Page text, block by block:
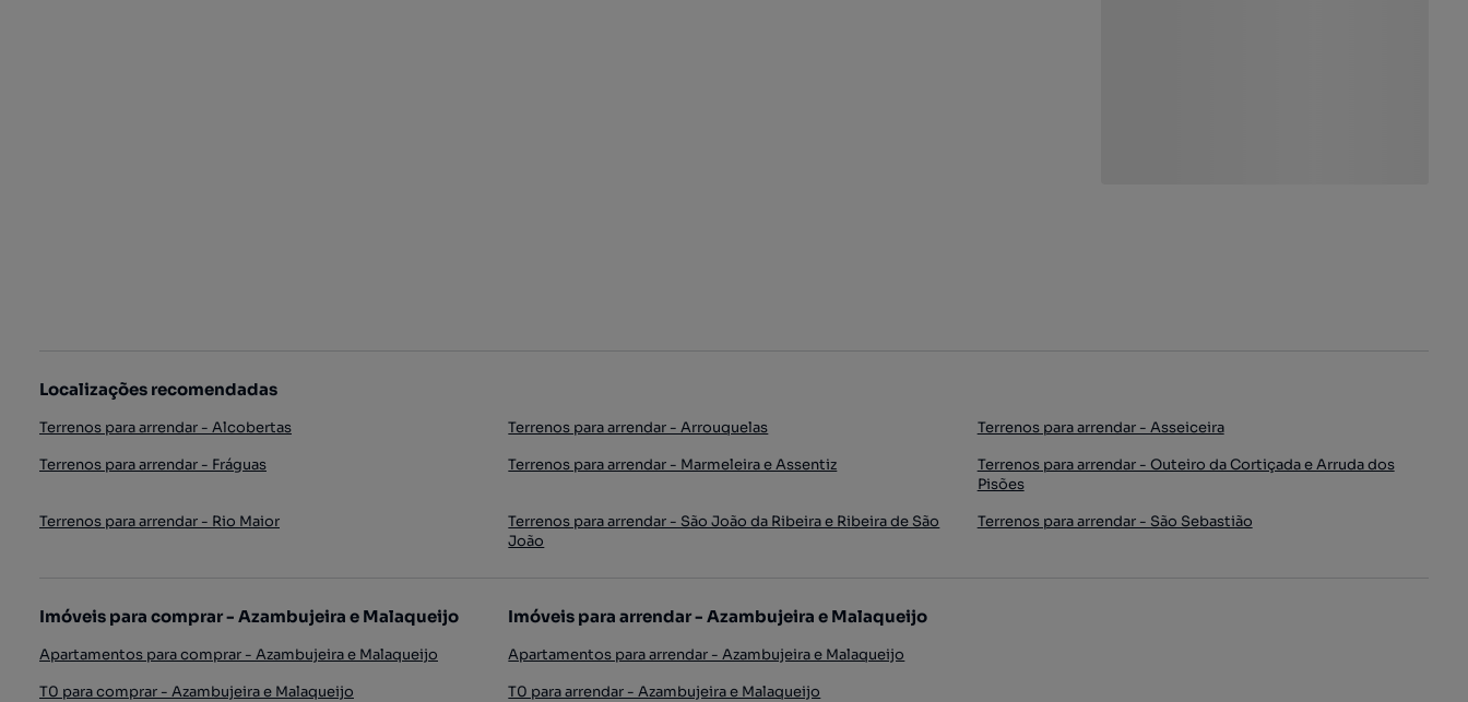
Localizações recomendadas
Terrenos para arrendar - Alcobertas Terrenos para arrendar - Arrouquelas
Terrenos para arrendar - Asseiceira
Terrenos para arrendar - Fráguas
Terrenos para arrendar - Marmeleira e Assentiz
Terrenos para arrendar - Outeiro da Cortiçada e Arruda dos
Pisões
Terrenos para arrendar - Rio Maior
Terrenos para arrendar - São João da Ribeira e Ribeira de São
João
Terrenos para arrendar - São Sebastião
Imóveis para comprar - Azambujeira e Malaqueijo
Apartamentos para comprar - Azambujeira e Malaqueijo
T0 para comprar - Azambujeira e Malaqueijo
Imóveis para arrendar - Azambujeira e Malaqueijo
Apartamentos para arrendar - Azambujeira e Malaqueijo
T0 para arrendar - Azambujeira e Malaqueijo